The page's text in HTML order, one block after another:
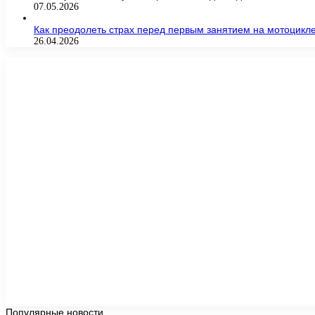
07.05.2026
Как преодолеть страх перед первым занятием на
26.04.2026
Популярные новости